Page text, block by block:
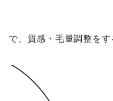
で、質感・毛量調整をす